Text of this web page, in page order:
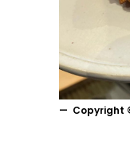
Copyright